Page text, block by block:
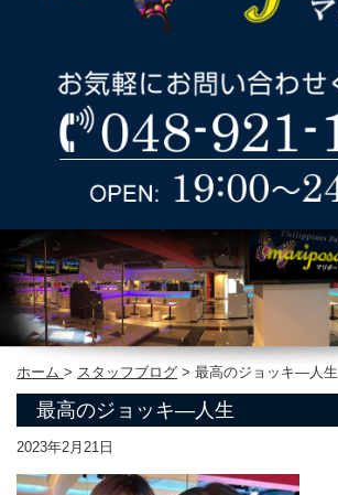
ホーム > スタッフブログ > 最高のジョッキ―人生
最高のジョッキ―人生
2023年2月21日